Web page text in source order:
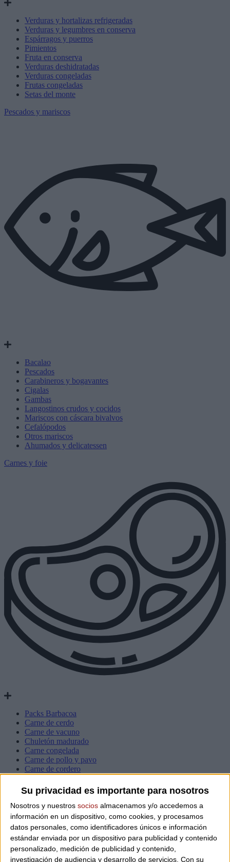
Su privacidad es importante para nosotros
Nosotros y nuestros socios almacenamos y/o accedemos a
información en un dispositivo, como cookies, y procesamos
datos personales, como identificadores únicos e información
estándar enviada por un dispositivo para publicidad y contenido
personalizado, medición de publicidad y contenido,
investigación de audiencia y desarrollo de servicios. Con su
Verduras y hortalizas refrigeradas
Verduras y legumbres en conserva
Espárragos y puerros
Pimientos
Fruta en conserva
Verduras deshidratadas
Verduras congeladas
Frutas congeladas
Setas del monte
Pescados y mariscos
Bacalao
Pescados
Carabineros y bogavantes
Cigalas
Gambas
Langostinos crudos y cocidos
Mariscos con cáscara bivalvos
Cefalópodos
Otros mariscos
Ahumados y delicatessen
Carnes y foie
Packs Barbacoa
Carne de cerdo
Carne de vacuno
Chuletón madurado
Carne congelada
Carne de pollo y pavo
Carne de cordero
Hamburguesas artesanas y salchichas
Platos preparados